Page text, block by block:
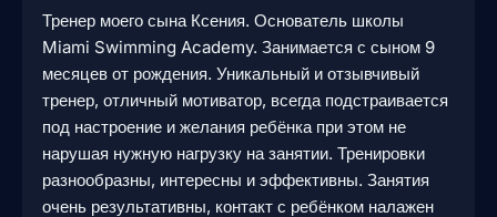
Тренер моего сына Ксения. Основатель школы
Miami Swimming Academy. Занимается с сыном 9
месяцев от рождения. Уникальный и отзывчивый
тренер, отличный мотиватор, всегда подстраивается
под настроение и желания ребёнка при этом не
нарушая нужную нагрузку на занятии. Тренировки
разнообразны, интересны и эффективны. Занятия
очень результативны, контакт с ребёнком налажен